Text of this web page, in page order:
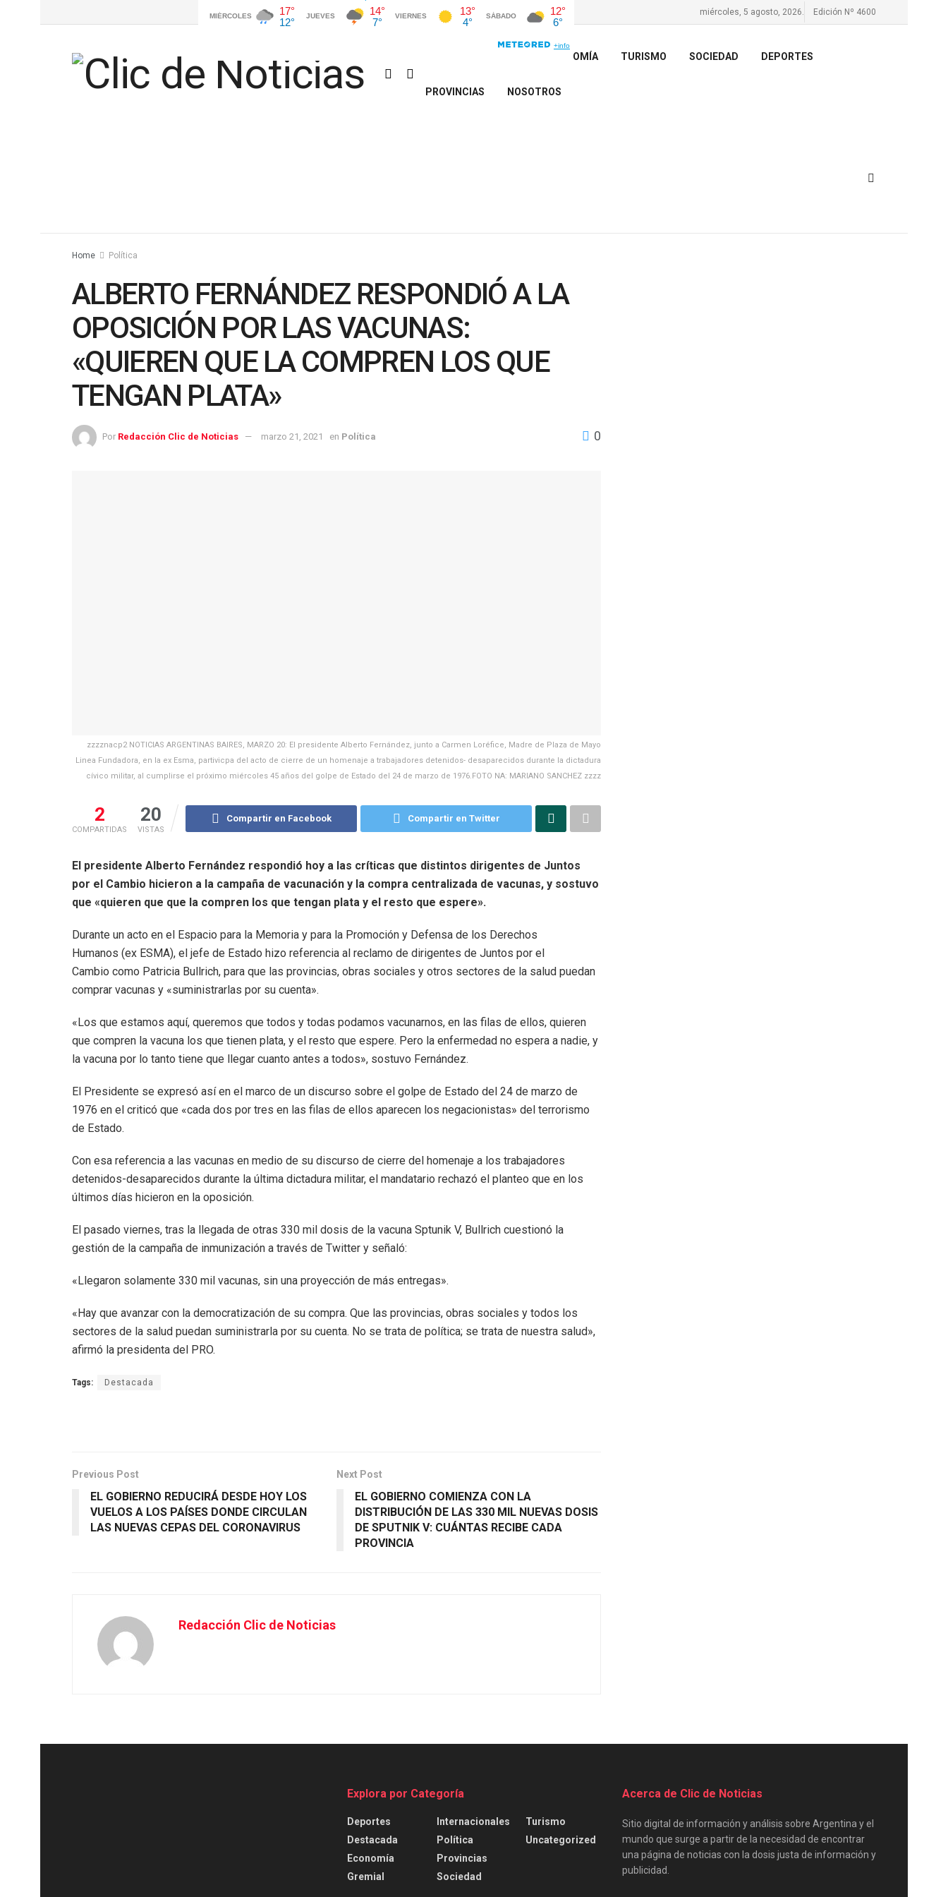
miércoles, 5 agosto, 2026. Edición Nº 4600
ECONOMÍA TURISMO SOCIEDAD DEPORTES
PROVINCIAS NOSOTROS
Home Política
ALBERTO FERNÁNDEZ RESPONDIÓ A LA
OPOSICIÓN POR LAS VACUNAS:
«QUIEREN QUE LA COMPREN LOS QUE
TENGAN PLATA»
Por Redacción Clic de Noticias marzo 21, 2021 en Política 0
zzzznacp2 NOTICIAS ARGENTINAS BAIRES, MARZO 20: El presidente Alberto Fernández, junto a Carmen Loréfice, Madre de Plaza de Mayo
Linea Fundadora, en la ex Esma, partivicpa del acto de cierre de un homenaje a trabajadores detenidos- desaparecidos durante la dictadura
cívico militar, al cumplirse el próximo miércoles 45 años del golpe de Estado del 24 de marzo de 1976.FOTO NA: MARIANO SANCHEZ zzzz
2
COMPARTIDAS
20
VISTAS
Compartir en Facebook Compartir en Twitter
El presidente Alberto Fernández respondió hoy a las críticas que distintos dirigentes de Juntos
por el Cambio hicieron a la campaña de vacunación y la compra centralizada de vacunas, y sostuvo
que «quieren que que la compren los que tengan plata y el resto que espere».
Durante un acto en el Espacio para la Memoria y para la Promoción y Defensa de los Derechos
Humanos (ex ESMA), el jefe de Estado hizo referencia al reclamo de dirigentes de Juntos por el
Cambio como Patricia Bullrich, para que las provincias, obras sociales y otros sectores de la salud puedan
comprar vacunas y «suministrarlas por su cuenta».
«Los que estamos aquí, queremos que todos y todas podamos vacunarnos, en las filas de ellos, quieren
que compren la vacuna los que tienen plata, y el resto que espere. Pero la enfermedad no espera a nadie, y
la vacuna por lo tanto tiene que llegar cuanto antes a todos», sostuvo Fernández.
El Presidente se expresó así en el marco de un discurso sobre el golpe de Estado del 24 de marzo de
1976 en el criticó que «cada dos por tres en las filas de ellos aparecen los negacionistas» del terrorismo
de Estado.
Con esa referencia a las vacunas en medio de su discurso de cierre del homenaje a los trabajadores
detenidos-desaparecidos durante la última dictadura militar, el mandatario rechazó el planteo que en los
últimos días hicieron en la oposición.
El pasado viernes, tras la llegada de otras 330 mil dosis de la vacuna Sptunik V, Bullrich cuestionó la
gestión de la campaña de inmunización a través de Twitter y señaló:
«Llegaron solamente 330 mil vacunas, sin una proyección de más entregas».
«Hay que avanzar con la democratización de su compra. Que las provincias, obras sociales y todos los
sectores de la salud puedan suministrarla por su cuenta. No se trata de política; se trata de nuestra salud»,
afirmó la presidenta del PRO.
Tags: Destacada
Previous Post
EL GOBIERNO REDUCIRÁ DESDE HOY LOS
VUELOS A LOS PAÍSES DONDE CIRCULAN
LAS NUEVAS CEPAS DEL CORONAVIRUS
Next Post
EL GOBIERNO COMIENZA CON LA
DISTRIBUCIÓN DE LAS 330 MIL NUEVAS DOSIS
DE SPUTNIK V: CUÁNTAS RECIBE CADA
PROVINCIA
Redacción Clic de Noticias
Explora por Categoría
Deportes
Destacada
Economía
Gremial
Internacionales
Política
Provincias
Sociedad
Turismo
Uncategorized
Acerca de Clic de Noticias
Sitio digital de información y análisis sobre Argentina y el
mundo que surge a partir de la necesidad de encontrar
una página de noticias con la dosis justa de información y
publicidad.